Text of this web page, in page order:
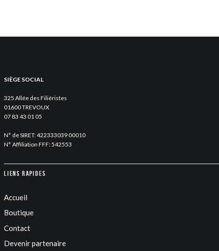
SIÈGE SOCIAL
325 Allée des Filiéristes
01600 TREVOUX
07 83 43 01 05
N° de SIRET: 422333039 00010
N° Affiliation FFF: 542553
Liens rapides
Accueil
Boutique
Contact
Devenir partenaire